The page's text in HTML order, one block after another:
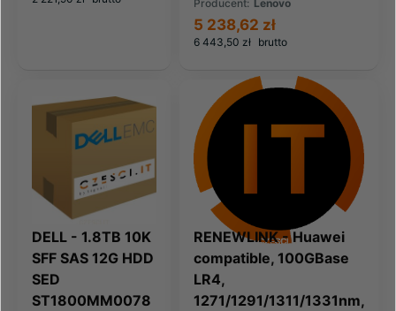
Producent: Lenovo
6 443,50 zł brutto
5 238,62 zł
DELL - 1.8TB 10K
SFF SAS 12G HDD
SED
ST1800MM0078
RENEWLINK - Huawei
compatible, 100GBase
LR4,
1271/1291/1311/1331nm,